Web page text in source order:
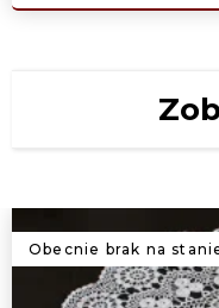
Obecnie brak na